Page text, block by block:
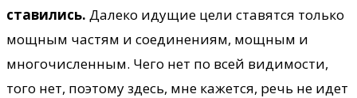
ставились. Далеко идущие цели ставятся только
мощным частям и соединениям, мощным и
многочисленным. Чего нет по всей видимости,
того нет, поэтому здесь, мне кажется, речь не идет